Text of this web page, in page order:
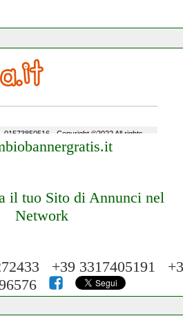
il tuo Sito di Annunci nel
Network
per Lavoro nel
Mese
+39 3317405191